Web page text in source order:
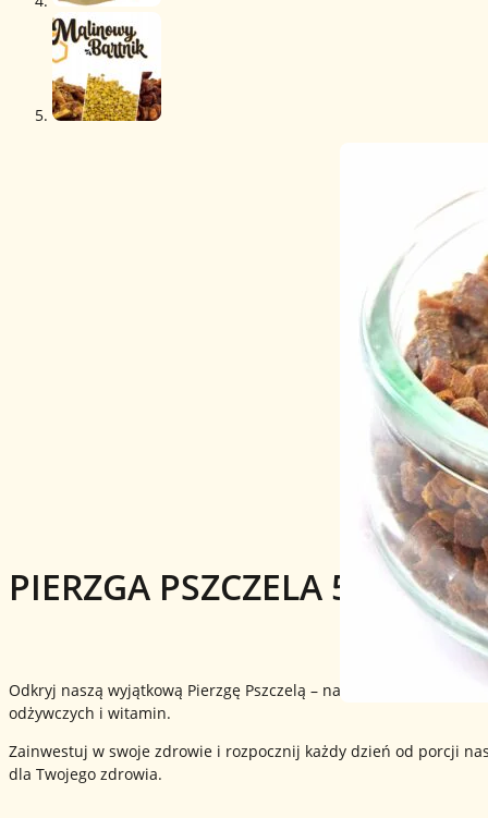
PIERZGA PSZCZELA 500G –
Odkryj naszą wyjątkową Pierzgę Pszczelą – naturalny skarb
odżywczych i witamin.
Zainwestuj w swoje zdrowie i rozpocznij każdy dzień od porcji
dla Twojego zdrowia.